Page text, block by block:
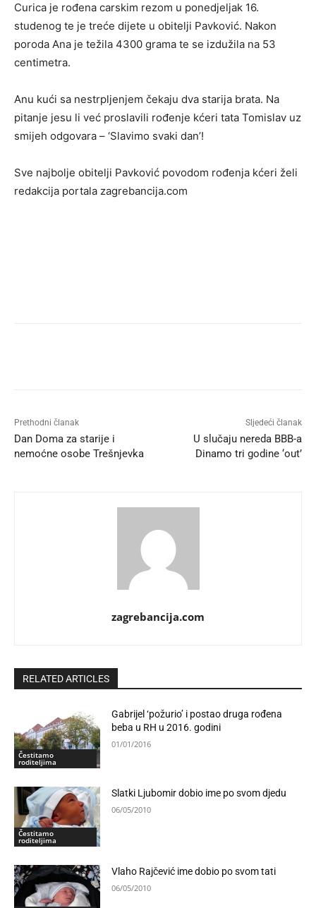
Curica je rođena carskim rezom u ponedjeljak 16.
studenog te je treće dijete u obitelji Pavković. Nakon
poroda Ana je težila 4300 grama te se izdužila na 53
centimetra.
Anu kući sa nestrpljenjem čekaju dva starija brata. Na
pitanje jesu li već proslavili rođenje kćeri tata Tomislav uz
smijeh odgovara – ‘Slavimo svaki dan’!
Sve najbolje obitelji Pavković povodom rođenja kćeri želi
redakcija portala zagrebancija.com
Prethodni članak
Dan Doma za starije i
nemoćne osobe Trešnjevka
Sljedeći članak
U slučaju nereda BBB-a
Dinamo tri godine ‘out’
zagrebancija.com
RELATED ARTICLES
Čestitamo
roditeljima
Gabrijel ‘požurio’ i postao druga rođena
beba u RH u 2016. godini
01/01/2016
Čestitamo
roditeljima
Slatki Ljubomir dobio ime po svom djedu
06/05/2010
Vlaho Rajčević ime dobio po svom tati
06/05/2010